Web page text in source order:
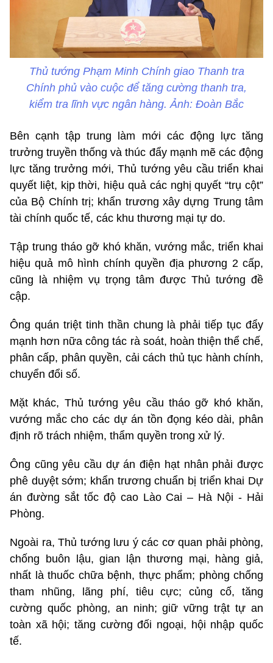
Thủ tướng Phạm Minh Chính giao Thanh tra
Chính phủ vào cuộc để tăng cường thanh tra,
kiểm tra lĩnh vực ngân hàng. Ảnh: Đoàn Bắc
Bên cạnh tập trung làm mới các động lực tăng
trưởng truyền thống và thúc đẩy mạnh mẽ các động
lực tăng trưởng mới, Thủ tướng yêu cầu triển khai
quyết liệt, kịp thời, hiệu quả các nghị quyết “trụ cột”
của Bộ Chính trị; khẩn trương xây dựng Trung tâm
tài chính quốc tế, các khu thương mại tự do.
Tập trung tháo gỡ khó khăn, vướng mắc, triển khai
hiệu quả mô hình chính quyền địa phương 2 cấp,
cũng là nhiệm vụ trọng tâm được Thủ tướng đề
cập.
Ông quán triệt tinh thần chung là phải tiếp tục đẩy
mạnh hơn nữa công tác rà soát, hoàn thiện thể chế,
phân cấp, phân quyền, cải cách thủ tục hành chính,
chuyển đổi số.
Mặt khác, Thủ tướng yêu cầu tháo gỡ khó khăn,
vướng mắc cho các dự án tồn đọng kéo dài, phân
định rõ trách nhiệm, thẩm quyền trong xử lý.
Ông cũng yêu cầu dự án điện hạt nhân phải được
phê duyệt sớm; khẩn trương chuẩn bị triển khai Dự
án đường sắt tốc độ cao Lào Cai – Hà Nội - Hải
Phòng.
Ngoài ra, Thủ tướng lưu ý các cơ quan phải phòng,
chống buôn lậu, gian lận thương mại, hàng giả,
nhất là thuốc chữa bệnh, thực phẩm; phòng chống
tham nhũng, lãng phí, tiêu cực; củng cố, tăng
cường quốc phòng, an ninh; giữ vững trật tự an
toàn xã hội; tăng cường đối ngoại, hội nhập quốc
tế.